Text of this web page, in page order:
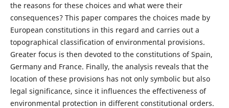
the reasons for these choices and what were their
consequences? This paper compares the choices made by
European constitutions in this regard and carries out a
topographical classification of environmental provisions.
Greater focus is then devoted to the constitutions of Spain,
Germany and France. Finally, the analysis reveals that the
location of these provisions has not only symbolic but also
legal significance, since it influences the effectiveness of
environmental protection in different constitutional orders.